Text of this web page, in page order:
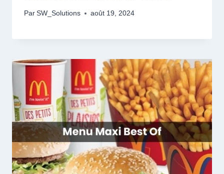
Par SW_Solutions août 19, 2024